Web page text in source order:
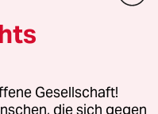
oder für Genehmigungen
Gesellschaft!
die sich gegen